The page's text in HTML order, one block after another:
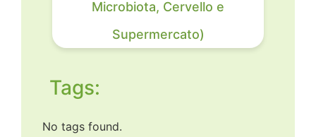
Microbiota, Cervello e
Supermercato)
Tags:
No tags found.